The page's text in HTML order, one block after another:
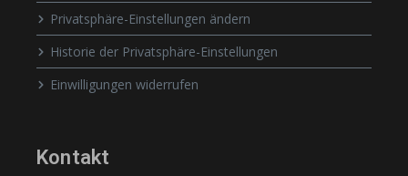
Privatsphäre-Einstellungen ändern
Historie der Privatsphäre-Einstellungen
Einwilligungen widerrufen
Kontakt